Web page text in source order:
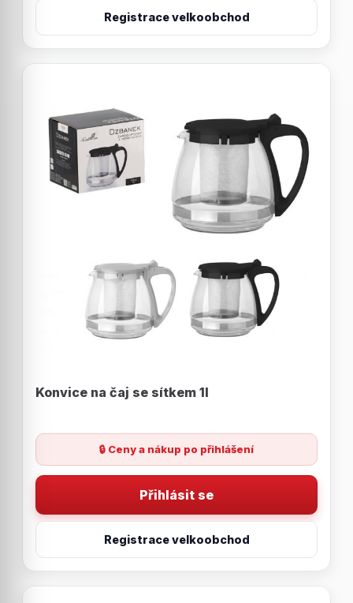
Registrace velkoobchod
Konvice na čaj se sítkem 1l
🔒 Ceny a nákup po přihlášení
Přihlásit se
Registrace velkoobchod